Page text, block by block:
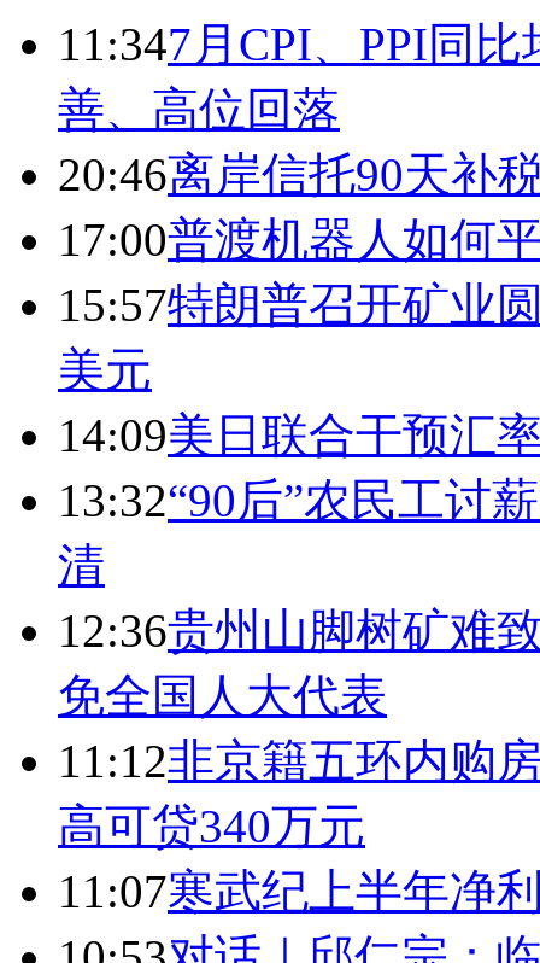
11:347月CPI、PPI同
善、高位回落
20:46离岸信托90天补
17:00普渡机器人如何
15:57特朗普召开矿业
美元
14:09美日联合干预汇
13:32“90后”农民工讨
清
12:36贵州山脚树矿难
免全国人大代表
11:12非京籍五环内购
高可贷340万元
11:07寒武纪上半年净